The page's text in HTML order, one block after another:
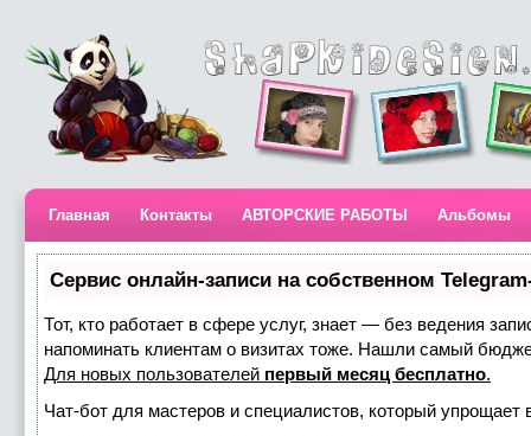
Главная Контакты АВТОРСКИЕ РАБОТЫ Альбомы
Сервис онлайн-записи на собственном
Тот, кто работает в сфере услуг, знает — без ведения
напоминать клиентам о визитах тоже. Нашли самый
Для новых пользователей первый месяц бесплатно.
Чат-бот для мастеров и специалистов, который упрощает